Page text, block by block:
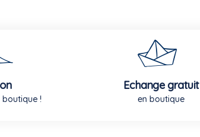
boutique !
Echange gratuit
en boutique